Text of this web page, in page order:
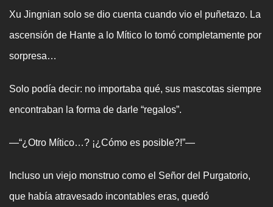
Xu Jingnian solo se dio cuenta cuando vio el puñetazo. La
ascensión de Hante a lo Mítico lo tomó completamente por
sorpresa…
Solo podía decir: no importaba qué, sus mascotas siempre
encontraban la forma de darle “regalos”.
—“¿Otro Mítico…? ¡¿Cómo es posible?!”—
Incluso un viejo monstruo como el Señor del Purgatorio,
que había atravesado incontables eras, quedó